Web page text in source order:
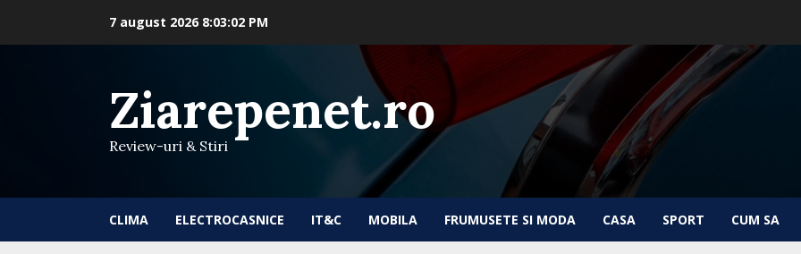
7 august 2026 8:03:03 PM
Ziarepenet.ro
Review-uri & Stiri
CLIMA ELECTROCASNICE IT&C MOBILA FRUMUSETE SI MODA CASA SPORT CUM SA